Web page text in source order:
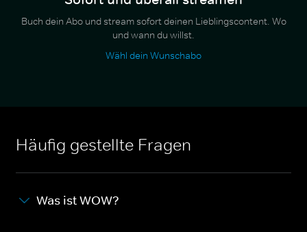
Buch dein Abo und stream sofort deinen Lieblingscontent. Wo
und wann du willst.
Wähl dein Wunschabo
Häufig gestellte Fragen
Was ist WOW?